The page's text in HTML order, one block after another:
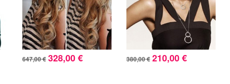
647,00 € 328,00 € 380,00 € 210,00 €